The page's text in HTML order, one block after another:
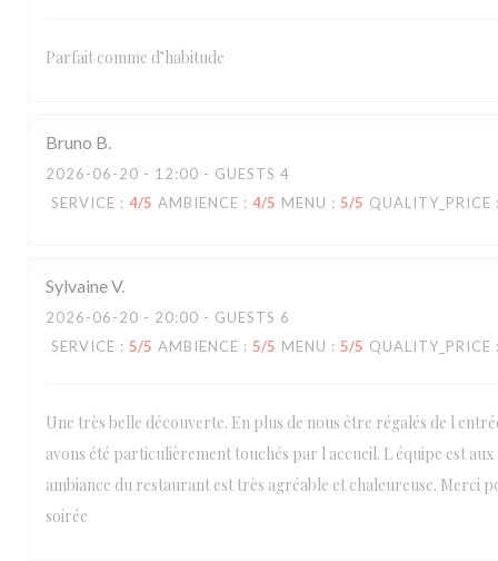
Parfait comme d’habitude
Bruno B
2026-06-20 - 12:00 - GUESTS 4
SERVICE : 4/5 AMBIENCE : 4/5 MENU : 5/5 QUALITY_PRICE
SylvaineV
2026-06-20 - 20:00 - GUESTS 6
SERVICE : 5/5 AMBIENCE : 5/5 MENU : 5/5 QUALITY_PRICE
Une très belle découverte. En plus de nous être régalés de l
avons été particulièrement touchés par l accueil. L équipe est aux
ambiance du restaurant est très agréable et chaleureuse. Merci
soirée